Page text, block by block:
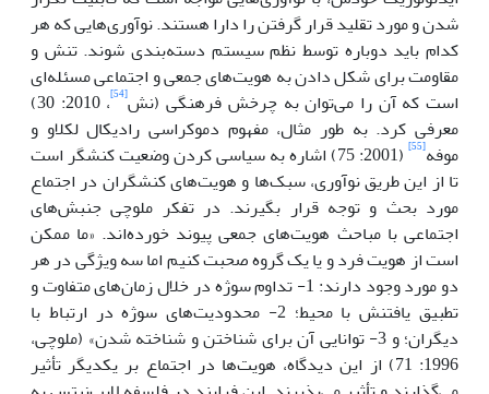
شدن و مورد تقلید قرار گرفتن را دارا هستند. نوآوری‌هایی که هر
کدام باید دوباره توسط نظم سیستم دسته‌بندی شوند.‌ تنش و
مقاومت برای شکل دادن به هویت‌های جمعی و اجتماعی مسئله‌ای
است که آن را می‌توان به چرخش فرهنگی (نش[54]
، 2010: 30)
معرفی کرد. به طور مثال، مفهوم دموکراسی رادیکال لکلاو و
موفه[55]
(2001: 75) اشاره به سیاسی کردن وضعیت کنشگر است
تا از این طریق نوآوری، سبک‌ها و هویت‌های کنشگران در اجتماع
مورد بحث و توجه قرار بگیرند. در تفکر ملوچی جنبش‌های
اجتماعی با مباحث هویت‌های جمعی پیوند خورده‌اند. «ما ممکن
است از هویت فرد و یا یک گروه صحبت کنیم اما سه ویژگی در هر
دو مورد وجود دارند: 1- تداوم سوژه در خلال زمان‌های متفاوت و
تطبیق یافتنش با محیط؛ 2- محدودیت‌های سوژه در ارتباط با
دیگران؛ و 3- توانایی آن برای شناختن و شناخته شدن» (ملوچی،
1996: 71) از این دیدگاه، هویت‌ها در اجتماع بر یکدیگر تأثیر